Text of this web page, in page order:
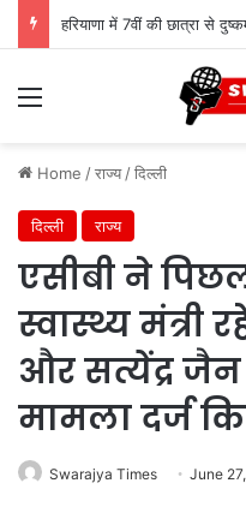
Menu
Home /राज्य /दिल्ली
दिल्ली राज्य
एसीबी ने
स्वास्थ्य मंत्री
और सत्येंद्र
मामला दर्ज
Swarajya Times June